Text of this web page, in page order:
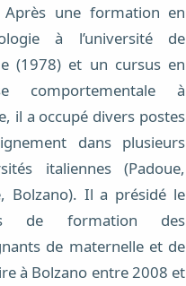
Après une formation en
à l’université de
(1978) et un cursus en
comportementale à
il a occupé divers postes
dans plusieurs
italiennes (Padoue,
Bolzano). Il a présidé le
de formation des
de maternelle et de
à Bolzano entre 2008 et